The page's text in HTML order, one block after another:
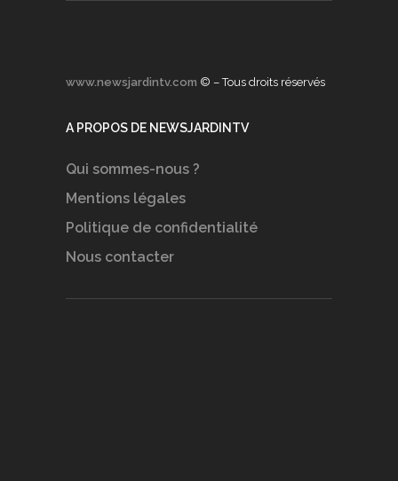
www.newsjardintv.com © – Tous droits réservés
A PROPOS DE NEWSJARDINTV
Qui sommes-nous ?
Mentions légales
Politique de confidentialité
Nous contacter